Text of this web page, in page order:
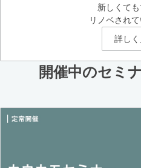
新しくて
リノベされ
詳しく
開催中のセミ